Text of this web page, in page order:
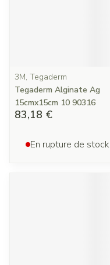
3M, Tegaderm
Tegaderm Alginate Ag
15cmx15cm 10 90316
83,18 €
En rupture de stock